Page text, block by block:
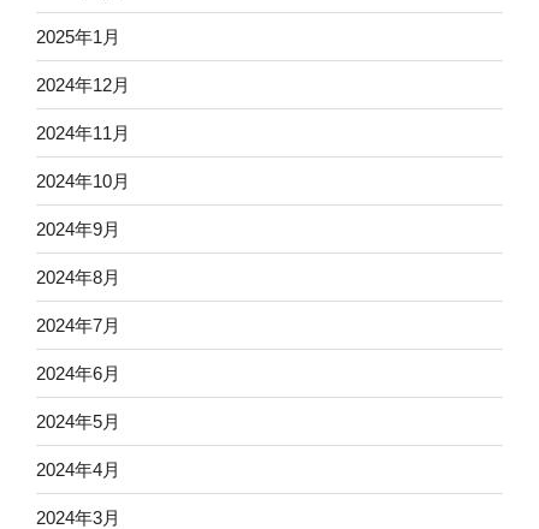
2025年1月
2024年12月
2024年11月
2024年10月
2024年9月
2024年8月
2024年7月
2024年6月
2024年5月
2024年4月
2024年3月